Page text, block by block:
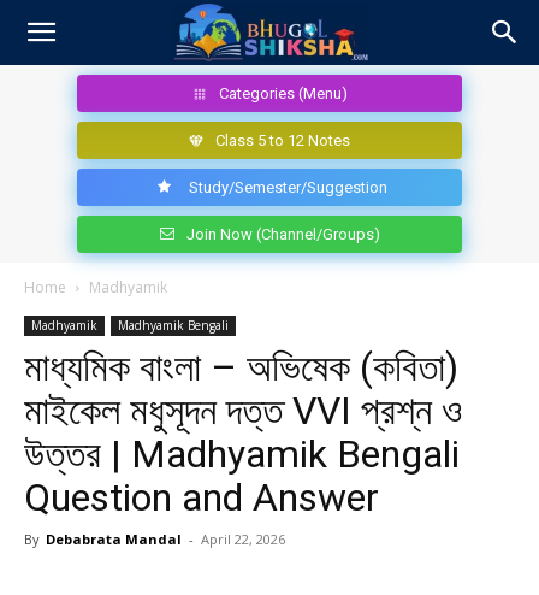
Categories (Menu)
Class 5 to 12 Notes
Study/Semester/Suggestion
Join Now (Channel/Groups)
Home Madhyamik
Madhyamik Madhyamik Bengali
মাধ্যমিক বাংলা – অভিষেক (কবিতা)
মাইকেল মধুসূদন দত্ত VVI প্রশ্ন ও
উত্তর | Madhyamik Bengali
Question and Answer
By Debabrata Mandal - April 22, 2026